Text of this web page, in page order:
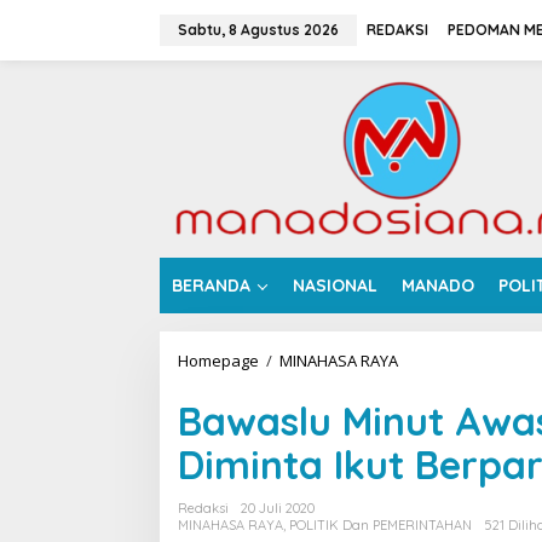
Sabtu, 8 Agustus 2026 REDAKSI PEDOMAN
BERANDA NASIONAL MANADO
Homepage / MINAHASA RAYA
a
l
i
Bawaslu Minut
Diminta Ikut
Redaksi
20 Juli 2020
MINAHASA RAYA, POLITIK Dan PEMERINTAHAN 521